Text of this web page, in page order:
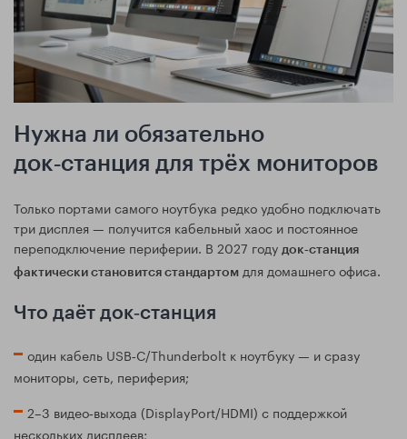
Нужна ли обязательно
док‑станция для трёх мониторов
Только портами самого ноутбука редко удобно подключать
три дисплея — получится кабельный хаос и постоянное
переподключение периферии. В 2027 году док‑станция
фактически становится стандартом для домашнего офиса.
Что даёт док‑станция
один кабель USB‑C/Thunderbolt к ноутбуку — и сразу
мониторы, сеть, периферия;
2–3 видео‑выхода (DisplayPort/HDMI) с поддержкой
нескольких дисплеев;